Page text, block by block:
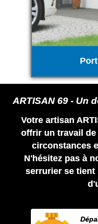
ARTISAN 69 - Un
Votre artisan
offrir un travail
circonstances
N'hésitez pas à
serrurier se tient